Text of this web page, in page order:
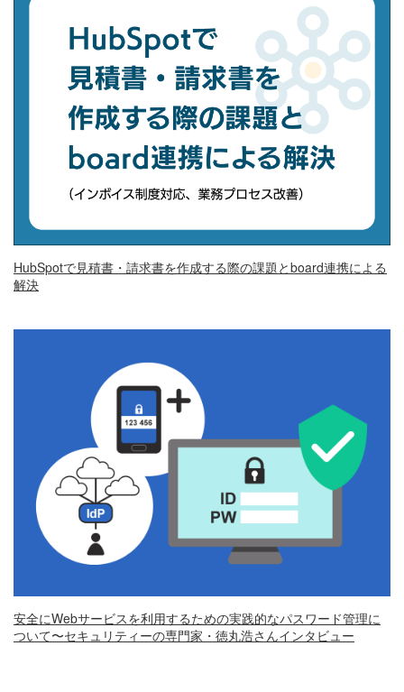
HubSpotで見積書・請求書を作成する際の課題とboard連携による
解決
安全にWebサービスを利用するための実践的なパスワード管理に
ついて〜セキュリティーの専門家・徳丸浩さんインタビュー